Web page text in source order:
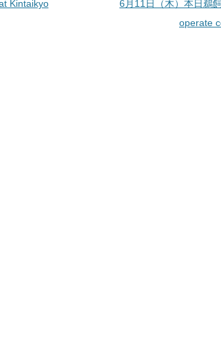
Kintaikyo
6月11日（木）本日鵜
operate